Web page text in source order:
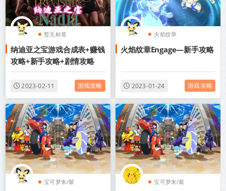
暂无标签
纳迪亚之宝游戏合成表+赚钱
攻略+新手攻略+剧情攻略
2023-02-11 游戏攻略
火焰纹章
火焰纹章Engage—新手攻略
2023-01-24 游戏攻略
宝可梦朱/紫 宝可梦朱/紫